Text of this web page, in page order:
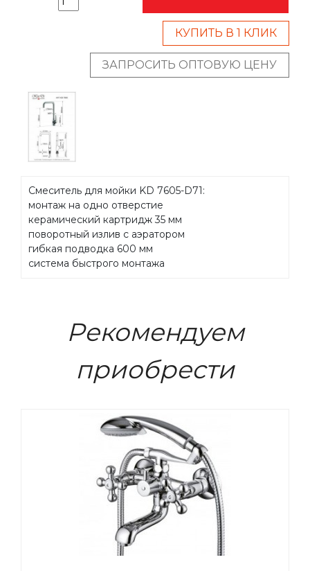
КУПИТЬ В 1 КЛИК
ЗАПРОСИТЬ ОПТОВУЮ ЦЕНУ
Смеситель для мойки KD 7605-D71:
монтаж на одно отверстие
керамический картридж 35 мм
поворотный излив с аэратором
гибкая подводка 600 мм
система быстрого монтажа
Рекомендуем
приобрести